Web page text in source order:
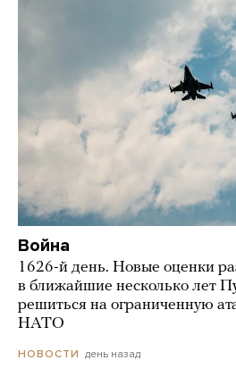
Война
1626-й день. Новые оценки
в ближайшие несколько лет
решиться на ограниченную
НАТО
НОВОСТИ день назад